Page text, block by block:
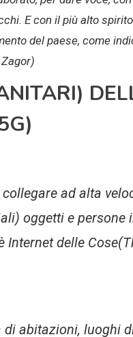
E con il più alto
del paese, come
ad alta
oggetti e persone
Internet delle
abitazioni, luoghi